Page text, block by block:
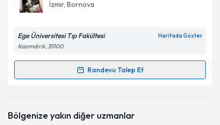
İzmir, Bornova
Ege Üniversitesi Tıp Fakültesi Haritada Göster
Kazımdirik, 35100
Randevu Talep Et
Randevu Takvimi Talebi
takvimi talebi oluşturun. Size bu uzmandan randevu
Bölgenize yakın diğer uzmanlar